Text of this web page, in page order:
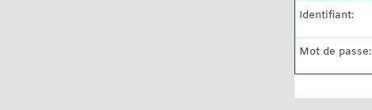
Identifiant:
Mot de passe: